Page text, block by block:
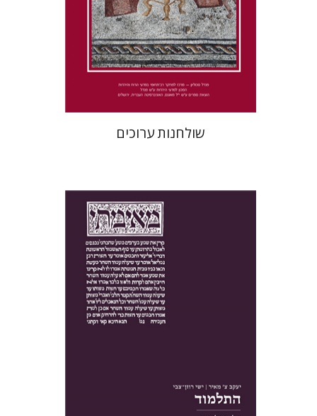
הנחת אתר ספר מודפס
$46
$41
שולחנות ערוכים
ישי רוזן-צבי